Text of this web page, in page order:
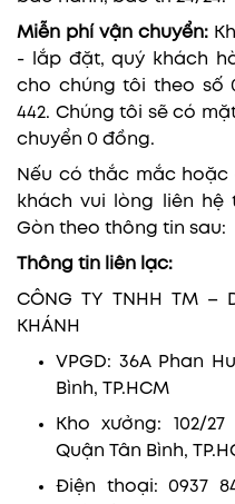
Miễn phí vận chuyển:
- lắp đặt, quý khách
cho chúng tôi theo số
442. Chúng tôi sẽ có
chuyển 0 đồng.
Nếu có thắc mắc hoặc
khách vui lòng liên hệ
Gòn theo thông tin sau:
Thông tin liên lạc:
CÔNG TY TNHH TM –
KHÁNH
VPGD: 36A Phan
Bình, TP.HCM
Kho xưởng: 102/
Quận Tân Bình,
Điện thoại: 0937